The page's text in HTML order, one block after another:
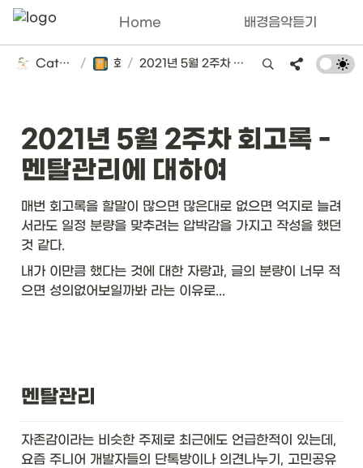
Home 배경음악듣기
Catsbi's DLog / 회고록
/ 2021년 5월 2주차 회고록 - 멘탈관리에 대하여
2021년 5월 2주차 회고록 -
멘탈관리에 대하여
매번 회고록을 할말이 많으면 많은대로 없으면 억지로 늘려
서라도 일정 분량을 맞추려는 압박감을 가지고 작성을 했던
것 같다.
내가 이만큼 했다는 것에 대한 자랑과, 글의 분량이 너무 적
으면 성의없어보일까봐 라는 이유로...
멘탈관리
자존감이라는 비슷한 주제로 최근에도 언급한적이 있는데,
요즘 주니어 개발자들의 단톡방이나 의견나누기, 고민공유